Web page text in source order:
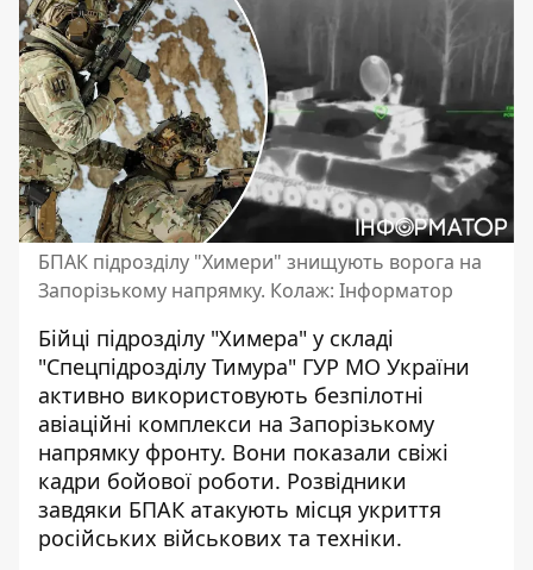
БПАК підрозділу "Химери" знищують ворога на
Запорізькому напрямку. Колаж: Інформатор
Бійці підрозділу "Химера" у складі
"Спецпідрозділу Тимура" ГУР МО України
активно використовують безпілотні
авіаційні комплекси на Запорізькому
напрямку фронту. Вони показали свіжі
кадри бойової роботи. Розвідники
завдяки БПАК атакують місця укриття
російських військових та техніки.